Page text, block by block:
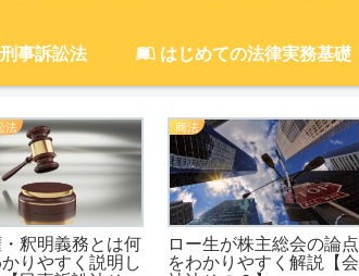
事訴訟法 はじめての法律実務基礎
法
釈明義務とは何
りやすく説明し
商法
ロー生が株主総会の論点
をわかりやすく解説【会